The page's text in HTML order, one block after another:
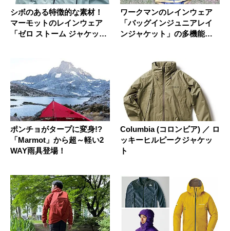
シボのある特徴的な素材！
マーモットのレインウェア
「ゼロ ストーム ジャケッ
ワークマンのレインウェア
「バッグインジュニアレイ
ンジャケット」の多機能ぶ
ポンチョがタープに変身!?
「Marmot」から超～軽い2
WAY雨具登場！
Columbia (コロンビア) ／ ロ
ッキーヒルピークジャケッ
ト